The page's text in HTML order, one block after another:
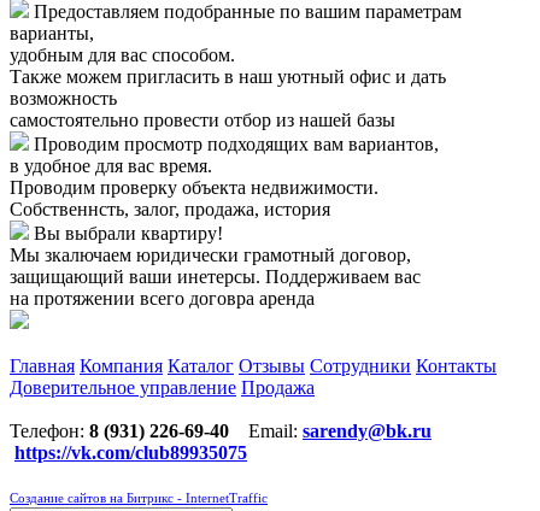
Предоставляем подобранные по вашим параметрам
варианты,
удобным для вас способом.
Также можем пригласить в наш уютный офис и дать
возможность
самостоятельно провести отбор из нашей базы
Проводим просмотр подходящих вам вариантов,
в удобное для вас время.
Проводим проверку объекта недвижимости.
Собственнсть, залог, продажа, история
Вы выбрали квартиру!
Мы зкалючаем юридически грамотный договор,
защищающий ваши инетерсы. Поддерживаем вас
на протяжении всего договра аренда
Главная Компания Каталог Отзывы Сотрудники Контакты
Доверительное управление Продажа
Телефон: 8 (931) 226-69-40 Email: sarendy@bk.ru
https://vk.com/club89935075
Создание сайтов на Битрикс - InternetTraffic